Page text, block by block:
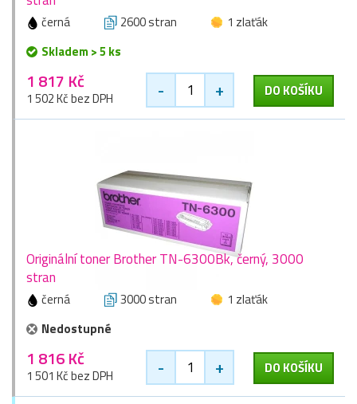
černá 2600 stran
1 zlaťák
Skladem > 5 ks
1 817 Kč
1 502 Kč bez DPH - + DO KOŠÍKU
Originální toner Brother TN-6300Bk, černý, 3000
stran
černá 3000 stran
1 zlaťák
Nedostupné
1 816 Kč
1 501 Kč bez DPH - + DO KOŠÍKU